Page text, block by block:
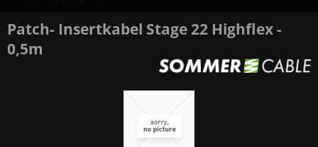
Patch- Insertkabel Stage 22 Highflex -
0,5m